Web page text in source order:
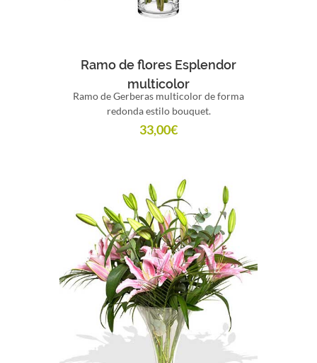
Comprar
Ramo de flores Esplendor
multicolor
Ramo de Gerberas multicolor de forma
redonda estilo bouquet.
33,00€